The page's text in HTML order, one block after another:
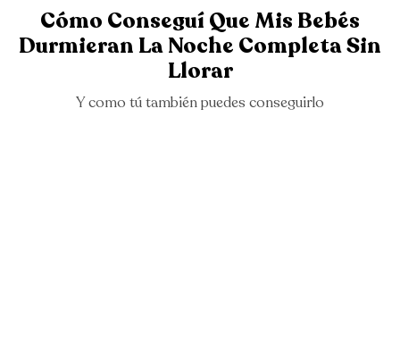
Cómo Conseguí Que Mis Bebés
Durmieran La Noche Completa Sin
Llorar
Y como tú también puedes conseguirlo